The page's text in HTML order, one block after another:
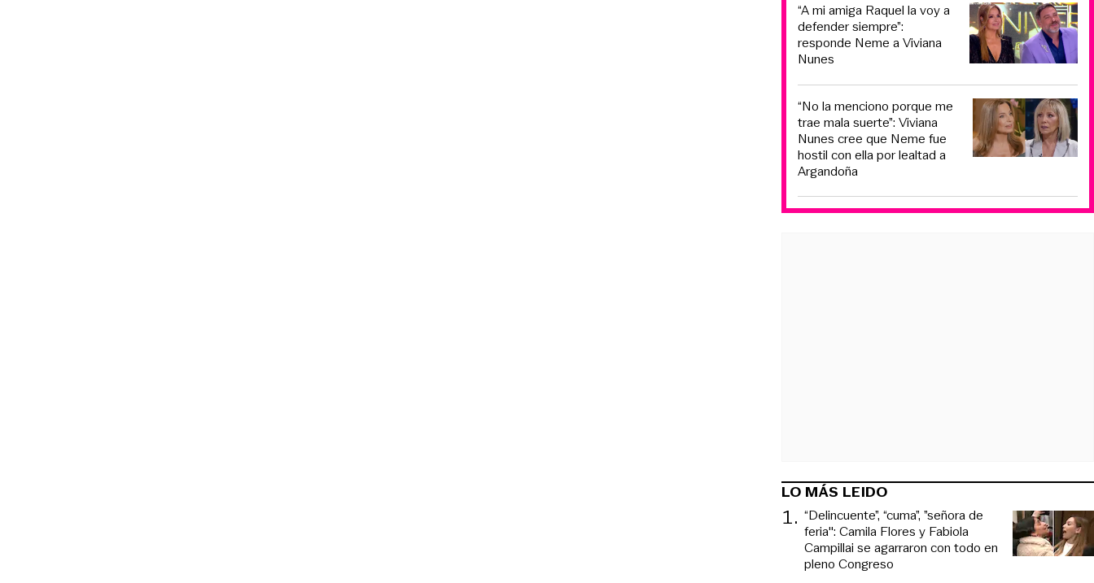
“A mi amiga Raquel la voy a
defender siempre”:
responde Neme a Viviana
Nunes
“No la menciono porque me
trae mala suerte”: Viviana
Nunes cree que Neme fue
hostil con ella por lealtad a
Argandoña
LO MÁS LEIDO
1. “Delincuente”, “cuma”, ”señora de
feria": Camila Flores y Fabiola
Campillai se agarraron con todo en
pleno Congreso